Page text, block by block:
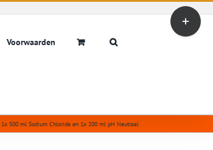
Voorwaarden
500 ml Sodium Chloride en 1x 200 ml pH Neutraal
Toggle
Sliding
Bar